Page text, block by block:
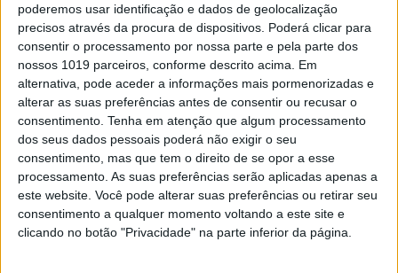
poderemos usar identificação e dados de geolocalização
precisos através da procura de dispositivos. Poderá clicar para
consentir o processamento por nossa parte e pela parte dos
nossos 1019 parceiros, conforme descrito acima. Em
alternativa, pode aceder a informações mais pormenorizadas e
alterar as suas preferências antes de consentir ou recusar o
consentimento. Tenha em atenção que algum processamento
dos seus dados pessoais poderá não exigir o seu
consentimento, mas que tem o direito de se opor a esse
processamento. As suas preferências serão aplicadas apenas a
este website. Você pode alterar suas preferências ou retirar seu
consentimento a qualquer momento voltando a este site e
clicando no botão "Privacidade" na parte inferior da página.
SITES DO GRUPO TRUST IN NEWS
Visão Visão Se7e